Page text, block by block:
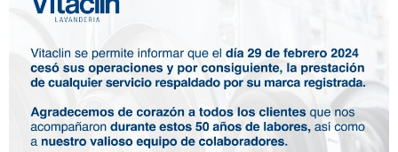
Limpieza y cuidado textil